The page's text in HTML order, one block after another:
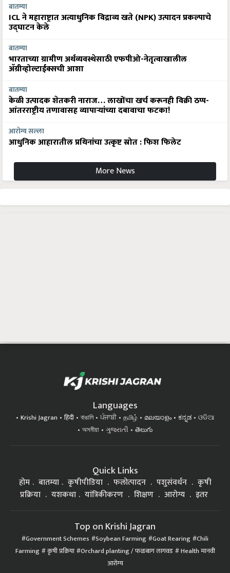
बातम्या
ICL ने महाराष्ट्रात अत्याधुनिक विद्राव्य खते (NPK) उत्पादन प्रकल्पाचे
उद्घाटन केले
बातम्या
भारताच्या ग्रामीण अर्थव्यवस्थेसाठी एफपीओ-नेतृत्वाखालील
अ‍ॅग्रीव्होल्टाईक्सची आशा
बातम्या
केळी उत्पादक शेतकरी नाराज… लाखोंचा खर्च करूनही विक्री ठप्प-
आंतरराष्ट्रीय तणावासह व्यापाऱ्यांच्या दबावाचा फटका!
आरोग्य सल्ला
आधुनिक आहारातील प्रथिनांचा उत्कृष्ट स्रोत : फिश फिलेट
More News
Languages
Krishi Jagran हिंदी বাঙালি ਪੰਜਾਬੀ தமிழ் മലയാളം ಕನ್ನಡ
ଓଡିଆ
অসমীয়া
ગુજરાતી తెలుగు
Quick Links
होम बातम्या कृषीपीडिया फलोत्पादन पशुसंवर्धन
कृषी
प्रक्रिया
यशकथा यांत्रिकीकरण शिक्षण आरोग्य इतर
Top on Krishi Jagran
Government Schemes Soybean Farming Goat Rearing Chili
Farming कृषी प्रक्रिया Orchard planting / फळबाग लागवड Health मानवी
आरोग्य